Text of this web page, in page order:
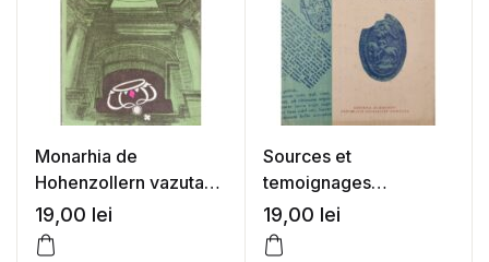
Monarhia de
Hohenzollern vazuta
de contemporani
19,00 lei
Sources et
temoignages
etrangers sur les
ancetres du peuple
19,00 lei